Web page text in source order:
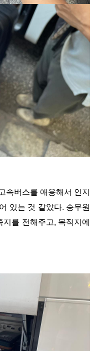
속버스를 애용해서 인지
있는 것 같았다. 승무원
를 전해주고, 목적지에